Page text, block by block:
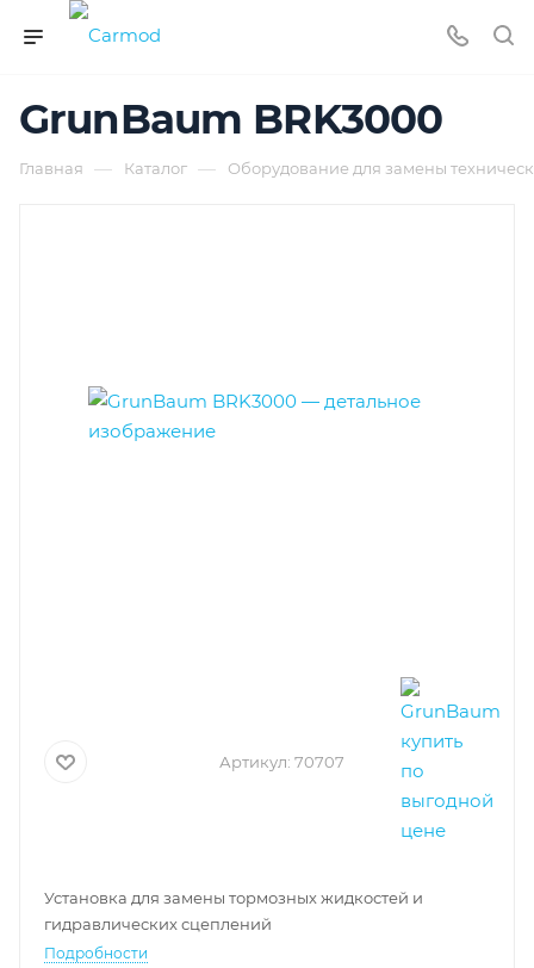
GrunBaum BRK3000
Главная — Каталог — Оборудование для замены
Артикул: 70707
Установка для замены тормозных жидкостей и
гидравлических сцеплений
Подробности